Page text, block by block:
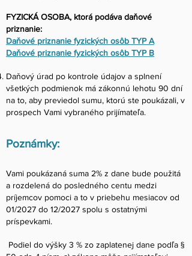
FYZICKÁ OSOBA, ktorá podáva daňové
priznanie:
Daňové priznanie fyzických osôb TYP A
Daňové priznanie fyzických osôb TYP B
Daňový úrad po kontrole údajov a splnení
všetkých podmienok má zákonnú lehotu 90 dní
na to, aby previedol sumu, ktorú ste poukázali, v
prospech Vami vybraného prijímateľa.
Poznámky:
Vami poukázaná suma 2% z dane bude použitá
a rozdelená do posledného centu medzi
príjemcov pomoci a to v priebehu mesiacov od
01/2027 do 12/2027 spolu s ostatnými
príspevkami.
Podiel do výšky 3 % zo zaplatenej dane podľa §